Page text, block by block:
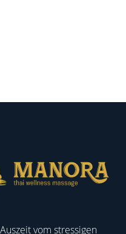
vom stressigen